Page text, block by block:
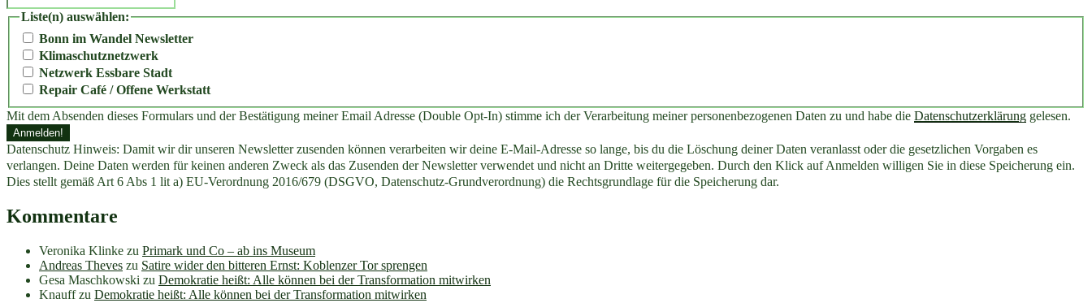
Liste(n) auswählen:
Bonn im Wandel Newsletter
Klimaschutznetzwerk
Netzwerk Essbare Stadt
Repair Café / Offene Werkstatt
Mit dem Absenden dieses Formulars und der Bestätigung meiner Email Adresse (Double Opt-In) stimme ich der Verarbeitung meiner personenbezogenen Daten zu und habe die Datenschutzerklärung gelesen.
Datenschutz Hinweis: Damit wir dir unseren Newsletter zusenden können verarbeiten wir deine E-Mail-Adresse so lange, bis du die Löschung deiner Daten veranlasst oder die gesetzlichen Vorgaben es
verlangen. Deine Daten werden für keinen anderen Zweck als das Zusenden der Newsletter verwendet und nicht an Dritte weitergegeben. Durch den Klick auf Anmelden willigen Sie in diese Speicherung ein.
Dies stellt gemäß Art 6 Abs 1 lit a) EU-Verordnung 2016/679 (DSGVO, Datenschutz-Grundverordnung) die Rechtsgrundlage für die Speicherung dar.
Kommentare
Veronika Klinke zu Primark und Co – ab ins Museum
Andreas Theves zu Satire wider den bitteren Ernst: Koblenzer Tor sprengen
Gesa Maschkowski zu Demokratie heißt: Alle können bei der Transformation mitwirken
Knauffzu Demokratie heißt: Alle können bei der Transformation mitwirken